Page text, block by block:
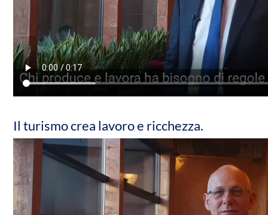
Il turismo crea lavoro e ricchezza.